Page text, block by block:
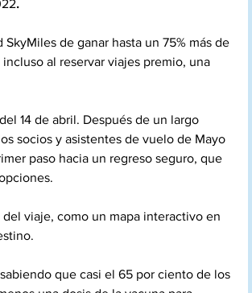
.
de ganar hasta un 75% más de
al reservar viajes premio, una
14 de abril. Después de un largo
socios y asistentes de vuelo de Mayo
paso hacia un regreso seguro, que
viaje, como un mapa interactivo en
que casi el 65 por ciento de los